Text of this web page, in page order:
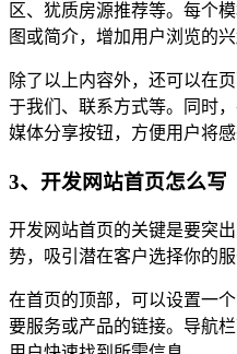
区、犹质房源推荐等。每个
图或简介，增加用户浏览的兴
除了以上内容外，还可以在
于我们、联系方式等。同时
媒体分享按钮，方便用户将
3、开发网站首页怎么写
开发网站首页的关键是要突
势，吸引潜在客户选择你的服
在首页的顶部，可以设置一
要服务或产品的链接。导航